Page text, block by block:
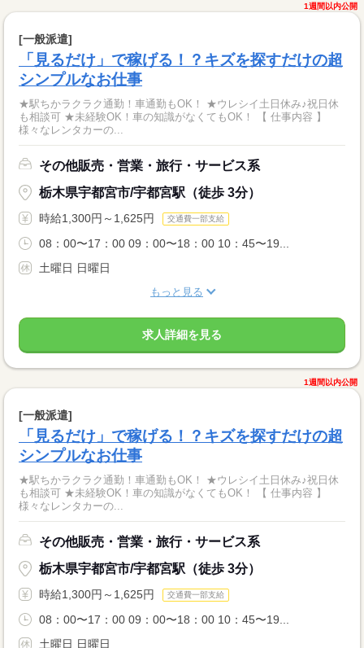
1週間以内公開
[一般派遣]
「見るだけ」で稼げる！？キズを探すだけの超
シンプルなお仕事
★駅ちかラクラク通勤！車通勤もOK！ ★ウレシイ土日休み♪祝日休
も相談可 ★未経験OK！車の知識がなくてもOK！ 【 仕事内容 】
様々なレンタカーの...
その他販売・営業・旅行・サービス系
栃木県宇都宮市/宇都宮駅（徒歩 3分）
時給1,300円～1,625円 交通費一部支給
08：00〜17：00 09：00〜18：00 10：45〜19...
土曜日 日曜日
もっと見る
求人詳細を見る
1週間以内公開
[一般派遣]
「見るだけ」で稼げる！？キズを探すだけの超
シンプルなお仕事
★駅ちかラクラク通勤！車通勤もOK！ ★ウレシイ土日休み♪祝日休
も相談可 ★未経験OK！車の知識がなくてもOK！ 【 仕事内容 】
様々なレンタカーの...
その他販売・営業・旅行・サービス系
栃木県宇都宮市/宇都宮駅（徒歩 3分）
時給1,300円～1,625円 交通費一部支給
08：00〜17：00 09：00〜18：00 10：45〜19...
土曜日 日曜日